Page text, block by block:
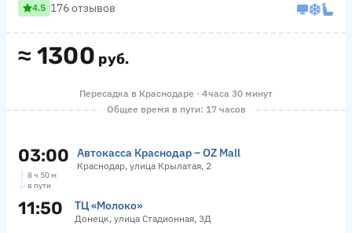
≈ 1300 руб.
4.5 176 отзывов
Пересадка в Краснодаре · 4 часа 30 минут
Общее время в пути: 17 часов
03:00 Автокасса Краснодар – OZ Mall
Краснодар, улица Крылатая, 2
8 ч 50 м
в пути
11:50 ТЦ «Молоко»
Донецк, улица Стадионная, 3Д